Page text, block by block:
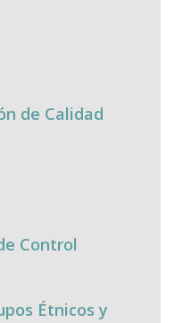
de Calidad
Control
Étnicos y